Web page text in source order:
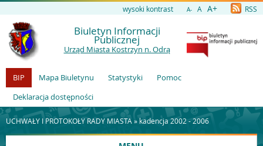
wysoki kontrast A- A A+ RSS
Biuletyn Informacji
Publicznej
Urząd Miasta Kostrzyn n. Odrą
BIP Mapa Biuletynu Statystyki
Pomoc
Deklaracja dostępności
UCHWAŁY I PROTOKOŁY RADY MIASTA »kadencja 2002 - 2006